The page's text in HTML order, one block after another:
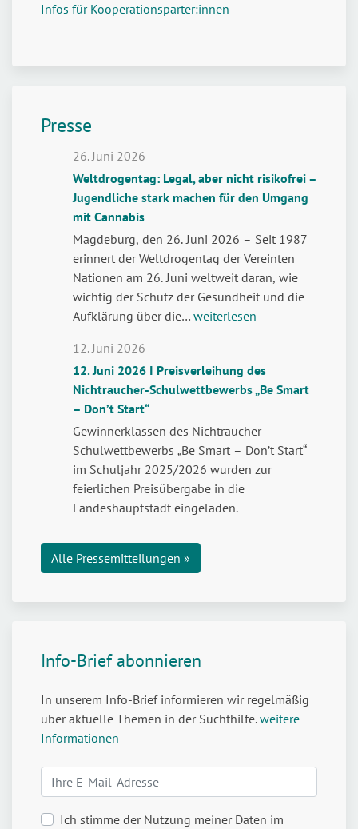
Infos für Kooperationsparter:innen
Presse
Weltdrogentag: Legal, aber nicht risikofrei –
Jugendliche stark machen für den Umgang
mit Cannabis
26. Juni 2026
Magdeburg, den 26. Juni 2026 – Seit 1987
erinnert der Weltdrogentag der Vereinten
Nationen am 26. Juni weltweit daran, wie
wichtig der Schutz der Gesundheit und die
Aufklärung über die… Weltdrogentag:
nicht
risikofrei
Jugendliche
stark
machen
für
den
mit
weiterlesen
12. Juni 2026 I Preisverleihung des
Nichtraucher-Schulwettbewerbs „Be Smart
– Don’t Start“
12. Juni 2026
Gewinnerklassen des Nichtraucher-
Schulwettbewerbs „Be Smart – Don’t Start“
im Schuljahr 2025/2026 wurden zur
feierlichen Preisübergabe in die
Landeshauptstadt eingeladen.
Alle Pressemitteilungen »
Info-Brief abonnieren
In unserem Info-Brief informieren wir regelmäßig
über aktuelle Themen in der Suchthilfe.weitere
Informationen
Ich stimme der Nutzung meiner Daten im